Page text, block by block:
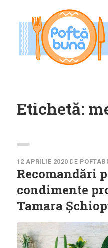
Rețete
Categorii
Bucătării
Românească
Etichetă:
12 APRILIE 2020 DE
Recomandări
condimente
Tamara